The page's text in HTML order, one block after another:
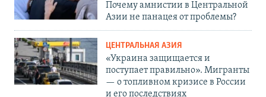
Почему амнистии в Центральной
Азии не панацея от проблемы?
ЦЕНТРАЛЬНАЯ АЗИЯ
«Украина защищается и
поступает правильно». Мигранты
— о топливном кризисе в России
и его последствиях